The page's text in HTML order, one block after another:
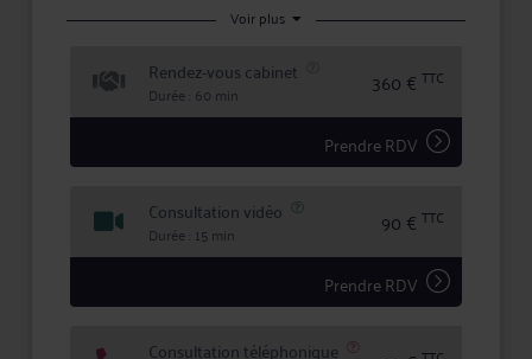
frontières
Droit bancaire & financier : Sécurisez vos rendements
Une expertise reconnue
✓ Auteur de 500+ articles dont Le Figaro, Les Échos,
✓ Président fondateur UNPI 95 · Membre du conseil
✓ Fondateur de deux diplômes universitaires Bac+5 à
l'Université Paris Cité
Pour qui ?
Entrepreneurs · Investisseurs immobiliers · Particuliers
Voir plus
Rendez-vous cabinet
Durée : 60 min 360 € TTC
Prendre RDV
Consultation vidéo
Durée : 15 min 90 € TTC
Prendre RDV
Consultation téléphonique